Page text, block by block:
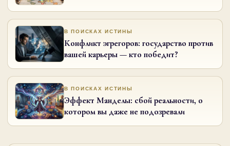
В ПОИСКАХ ИСТИНЫ
Конфликт эгрегоров: государство против
вашей карьеры — кто победит?
В ПОИСКАХ ИСТИНЫ
Эффект Манделы: сбой реальности, о
котором вы даже не подозревали